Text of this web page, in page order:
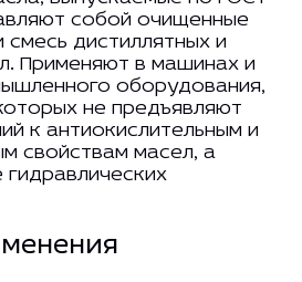
собой очищенные
смесь дистиллятных и
Применяют в машинах и
оборудования,
не предъявляют
к антиокислительным и
свойствам масел, а